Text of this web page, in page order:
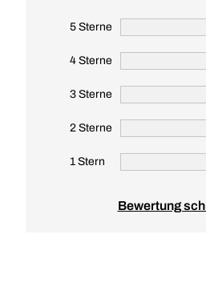
5 Sterne
4 Sterne
3 Sterne
2 Sterne
1 Stern
Bewertung